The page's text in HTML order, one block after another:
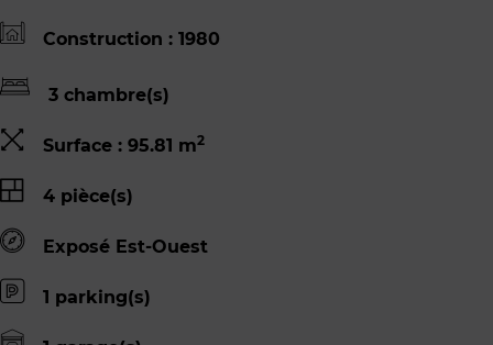
Construction : 1980
3 chambre(s)
Surface : 95.81 m2
4 pièce(s)
Exposé Est-Ouest
1 parking(s)